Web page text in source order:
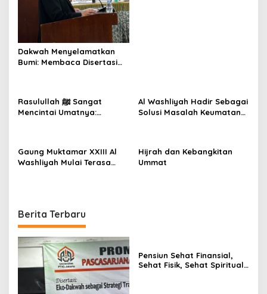
Dakwah Menyelamatkan
Bumi: Membaca Disertasi
Rasulullah ﷺ Sangat
Mencintai Umatnya:
Al Washliyah Hadir Sebagai
Solusi Masalah Keumatan
Gaung Muktamar XXIII Al
Washliyah Mulai Terasa
Hijrah dan Kebangkitan
Ummat
Berita Terbaru
Pensiun Sehat Finansial,
Sehat Fisik, Sehat Spiritual,